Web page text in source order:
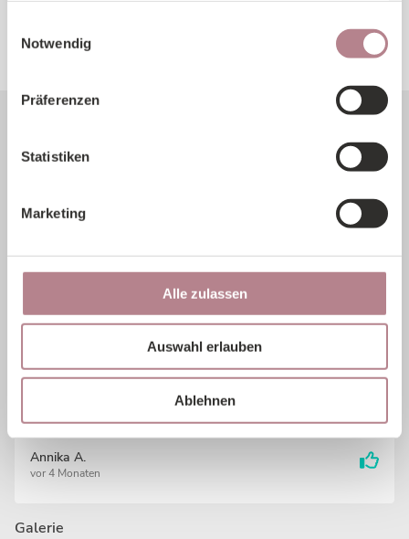
Notwendig
Präferenzen
Statistiken
Marketing
Alle zulassen
Auswahl erlauben
Ablehnen
Bewertungen (245)
Petra S.
vor 3 Monaten
Sehr gute Arbeit! Preis finde es etwas zu teuer.
Annika A.
vor 4 Monaten
Galerie